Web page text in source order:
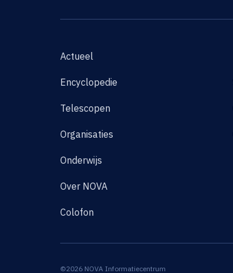
Actueel
Encyclopedie
Telescopen
Organisaties
Onderwijs
Over NOVA
Colofon
©2026 NOVA Informatiecentrum